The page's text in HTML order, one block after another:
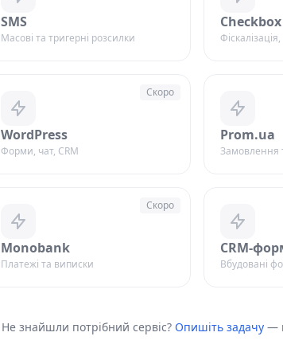
SMS
Масові та тригерні розсилки
Checkbox
WordPress
Форми, чат, CRM
Скоро
Prom.ua
Замовлення
Monobank
Платежі та виписки
Скоро
CRM-
Вбудовані
Не знайшли потрібний сервіс? Опишіть задачу —